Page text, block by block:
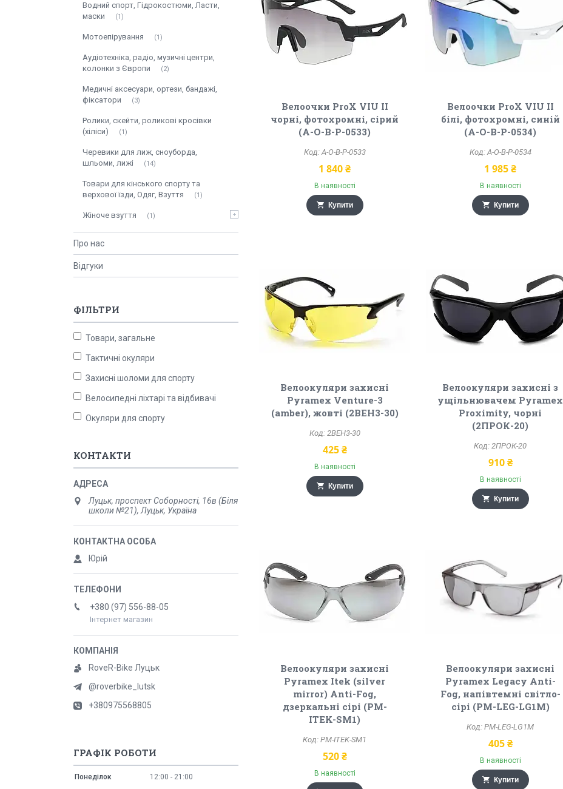
Велоочки ProX VIU II
чорні, фотохромні, сірий
(A-O-B-P-0533)
A-O-B-P-0533
1 840 ₴
В наявності
Купити
Велоочки ProX VIU II
білі, фотохромні, синій
(A-O-B-P-0534)
A-O-B-P-0534
1 985 ₴
В наявності
Купити
Велоокуляри захисні
Pyramex Venture-3
(amber), жовті (2ВЕН3-30)
2ВЕН3-30
425 ₴
В наявності
Купити
Велоокуляри захисні з
ущільнювачем Pyramex
Proximity, чорні
(2ПРОК-20)
2ПРОК-20
910 ₴
В наявності
Купити
Велоокуляри захисні
Pyramex Itek (silver
mirror) Anti-Fog,
дзеркальні сірі (PM-
ITEK-SM1)
PM-ITEK-SM1
520 ₴
В наявності
Велоокуляри захисні
Pyramex Legacy Anti-
Fog, напівтемні світло-
сірі (PM-LEG-LG1M)
PM-LEG-LG1M
405 ₴
В наявності
Купити
Водний спорт, Гідрокостюми, Ласти,
маски
1
Мотоепірування 1
Аудіотехніка, радіо, музичні центри,
колонки з Європи
2
Медичні аксесуари, ортези, бандажі,
фіксатори
3
Ролики, скейти, роликові кросівки
(хіліси)
1
Черевики для лиж, сноуборда,
шльоми, лижі
14
Товари для кінського спорту та
верхової їзди, Одяг, Взуття
1
Жіноче взуття 1
Про нас
Відгуки
ФІЛЬТРИ
Товари, загальне
Тактичні окуляри
Захисні шоломи для спорту
Велосипедні ліхтарі та відбивачі
Окуляри для спорту
КОНТАКТИ
Луцьк, проспект Соборності, 16в (Біля
школи №21), Луцьк, Україна
Юрій
+380 (97) 556-88-05
Інтернет магазин
RoveR-Bike Луцьк
@roverbike_lutsk
+380975568805
ГРАФІК РОБОТИ
Понеділок 12:00 21:00